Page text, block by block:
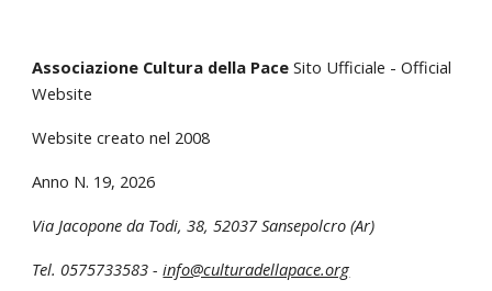
Associazione Cultura della Pace Sito Ufficiale - Official
Website
Website creato nel 2008
Anno N. 19, 2026
Via Jacopone da Todi, 38,52037 Sansepolcro (Ar)
Tel. 0575733583 - info@culturadellapace.org